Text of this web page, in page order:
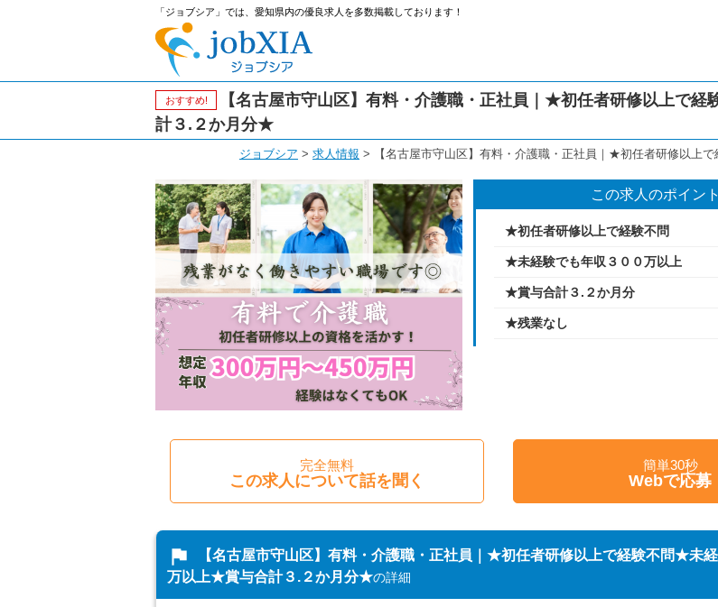
「ジョブシア」では、愛知県内の優良求人を多数掲載しております！
おすすめ!
【名古屋市守山区】有料・介護職・正社員｜★初任者研修以上で
計３.２か月分★
ジョブシア > 求人情報 > 【名古屋市守山区】有料・介護職・正社員｜★初任者研修以
この求人のポイント
★初任者研修以上で経験不問
★未経験でも年収３００万以上
★賞与合計３.２か月分
★残業なし
完全無料
この求人について話を聞く
簡単30秒
Webで応募
flag
【名古屋市守山区】有料・介護職・正社員｜★初任者研修以上で経験不問★未
万以上★賞与合計３.２か月分★の詳細